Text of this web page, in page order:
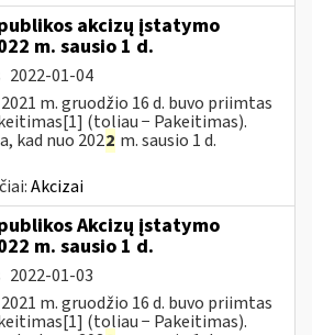
akcizų įstatymo
m. sausio 1 d.
2022-01-04
m. gruodžio 16 d. buvo priimtas
(toliau − Pakeitimas).
kad nuo 2022 m. sausio 1 d.
Akcizai
Akcizų įstatymo
m. sausio 1 d.
2022-01-03
m. gruodžio 16 d. buvo priimtas
(toliau − Pakeitimas).